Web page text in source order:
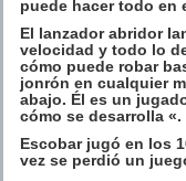
puede hacer todo en
El lanzador abridor
velocidad y todo lo
cómo puede robar
jonrón en cualquier
abajo. Él es un
cómo se desarrolla «.
Escobar jugó en los
vez se perdió un